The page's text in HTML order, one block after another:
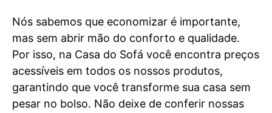
Nós sabemos que economizar é importante,
mas sem abrir mão do conforto e qualidade.
Por isso, na Casa do Sofá você encontra preços
acessíveis em todos os nossos produtos,
garantindo que você transforme sua casa sem
pesar no bolso. Não deixe de conferir nossas